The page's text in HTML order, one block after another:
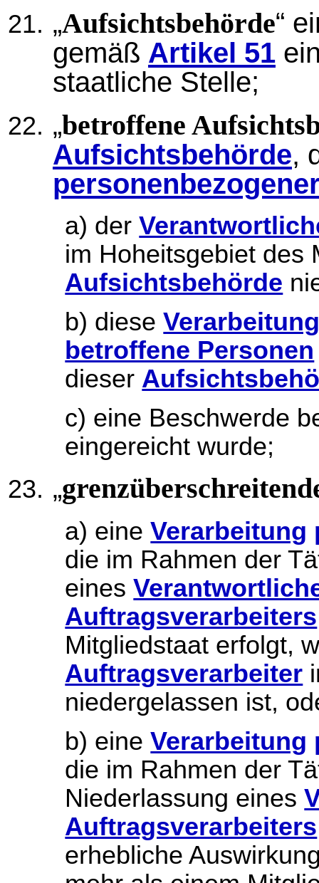
„Aufsichtsbehörde“
gemäß Artikel 51
staatliche Stelle;
„betroffene
Aufsichtsbehörde,
a) der
im Hoheitsgebiet des
Aufsichtsbehörde
b) diese
betroffene Personen
dieser
c) eine Beschwerde
eingereicht wurde;
„
a) eineVerarbeitung
die im Rahmen der
eines
Auftragsverarbeiters
Mitgliedstaat erfolgt,
Auftragsverarbeiter
niedergelassen ist,
b) eineVerarbeitung
die im Rahmen der
Niederlassung eines
Auftragsverarbeiters
erhebliche